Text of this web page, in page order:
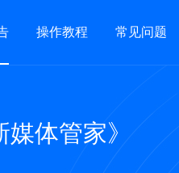
操作教程 常见问题
体管家》